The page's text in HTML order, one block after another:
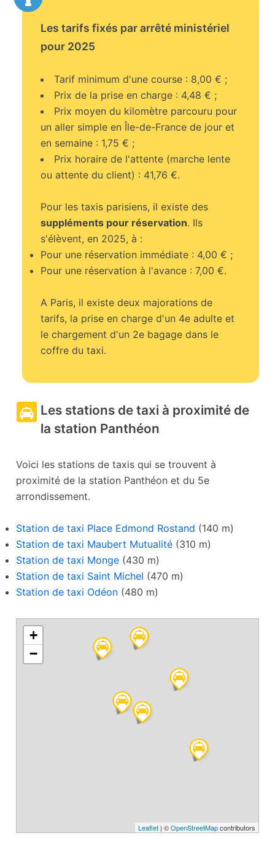
Les tarifs fixés par arrêté ministériel
pour 2025
Tarif minimum d'une course : 8,00 € ;
Prix de la prise en charge : 4,48 € ;
Prix moyen du kilomètre parcouru pour
un aller simple en Île-de-France de jour et
en semaine : 1,75 € ;
Prix horaire de l'attente (marche lente
ou attente du client) : 41,76 €.
Pour les taxis parisiens, il existe des
suppléments pour réservation. Ils
s'élèvent, en 2025, à :
Pour une réservation immédiate : 4,00 € ;
Pour une réservation à l'avance : 7,00 €.
A Paris, il existe deux majorations de
tarifs, la prise en charge d'un 4e adulte et
le chargement d'un 2e bagage dans le
coffre du taxi.
Les stations de taxi à proximité de
la station Panthéon
Voici les stations de taxis qui se trouvent à
proximité de la station Panthéon et du 5e
arrondissement.
Station de taxi Place Edmond Rostand (140 m)
Station de taxi Maubert Mutualité (310 m)
Station de taxi Monge (430 m)
Station de taxi Saint Michel (470 m)
Station de taxi Odéon (480 m)
+
−
Leaflet| ©OpenStreetMapcontributors